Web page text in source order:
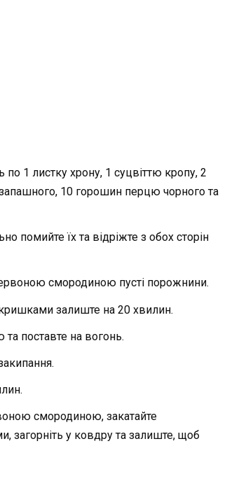
по 1 листку хрону, 1 суцвіттю кропу, 2
10 горошин перцю чорного та
помийте їх та відріжте з обох сторін
смородиною пусті порожнини.
залиште на 20 хвилин.
поставте на вогонь.
смородиною, закатайте
загорніть у ковдру та залиште, щоб